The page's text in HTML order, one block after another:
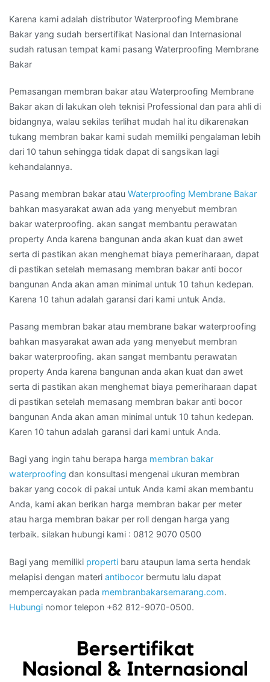
Karena kami adalah distributor Waterproofing Membrane
Bakar yang sudah bersertifikat Nasional dan Internasional
sudah ratusan tempat kami pasang Waterproofing Membrane
Bakar
Pemasangan membran bakar atau Waterproofing Membrane
Bakar akan di lakukan oleh teknisi Professional dan para ahli di
bidangnya, walau sekilas terlihat mudah hal itu dikarenakan
tukang membran bakar kami sudah memiliki pengalaman lebih
dari 10 tahun sehingga tidak dapat di sangsikan lagi
kehandalannya.
Pasang membran bakar atau Waterproofing Membrane Bakar
bahkan masyarakat awan ada yang menyebut membran
bakar waterproofing. akan sangat membantu perawatan
property Anda karena bangunan anda akan kuat dan awet
serta di pastikan akan menghemat biaya pemeriharaan, dapat
di pastikan setelah memasang membran bakar anti bocor
bangunan Anda akan aman minimal untuk 10 tahun kedepan.
Karena 10 tahun adalah garansi dari kami untuk Anda.
Pasang membran bakar atau membrane bakar waterproofing
bahkan masyarakat awan ada yang menyebut membran
bakar waterproofing. akan sangat membantu perawatan
property Anda karena bangunan anda akan kuat dan awet
serta di pastikan akan menghemat biaya pemeriharaan dapat
di pastikan setelah memasang membran bakar anti bocor
bangunan Anda akan aman minimal untuk 10 tahun kedepan.
Karen 10 tahun adalah garansi dari kami untuk Anda.
Bagi yang ingin tahu berapa harga membran bakar
waterproofing dan konsultasi mengenai ukuran membran
bakar yang cocok di pakai untuk Anda kami akan membantu
Anda, kami akan berikan harga membran bakar per meter
atau harga membran bakar per roll dengan harga yang
terbaik. silakan hubungi kami : 0812 9070 0500
Bagi yang memiliki properti baru ataupun lama serta hendak
melapisi dengan materi antibocor bermutu lalu dapat
mempercayakan pada membranbakarsemarang.com.
Hubungi nomor telepon +62 812-9070-0500.